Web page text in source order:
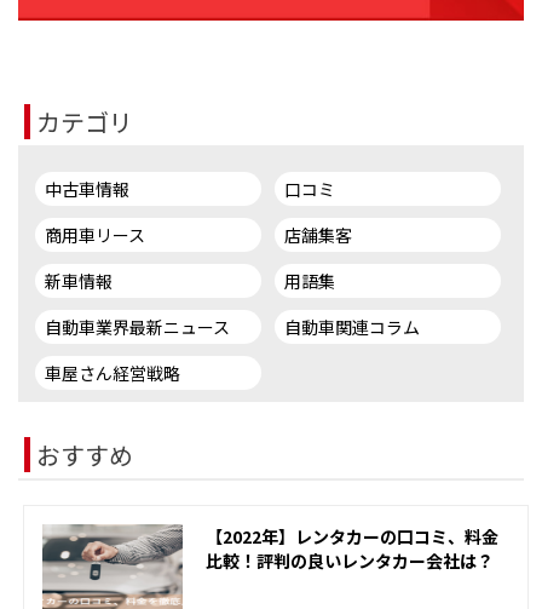
カテゴリ
中古車情報
口コミ
商用車リース
店舗集客
新車情報
用語集
自動車業界最新ニュース
自動車関連コラム
車屋さん経営戦略
おすすめ
【2022年】レンタカーの口コミ、料金
比較！評判の良いレンタカー会社は？